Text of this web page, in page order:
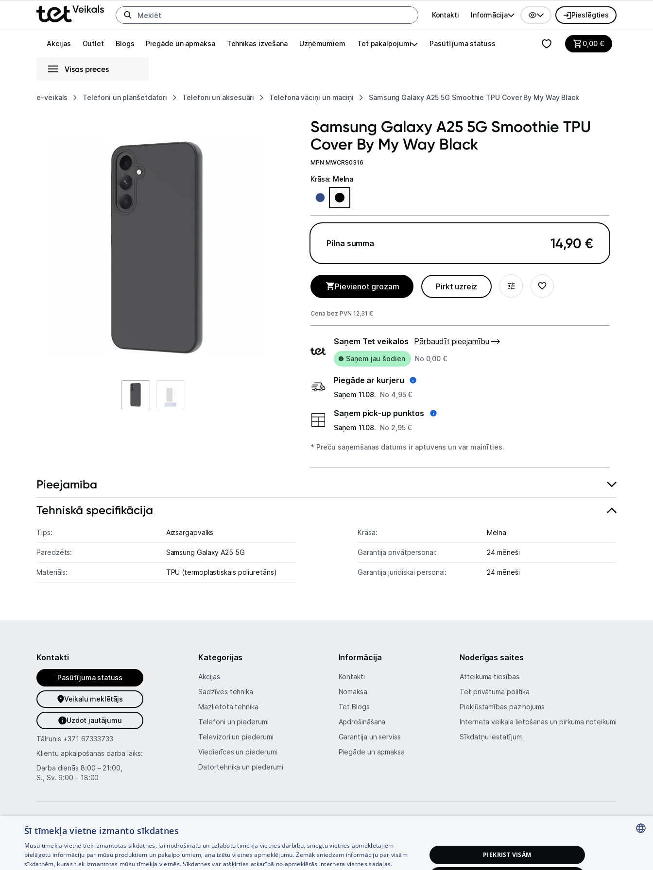
Uz kategorijam Uz galveno saturu
Galvenes izvēlne
Kontakti Informācija Pieslēgties
Akcijas Outlet Blogs Piegāde un apmaksa Tehnikas izvešana Uzņēmumiem Tet pakalpojumi Pasūtījuma statuss 0,00€
Visas preces
e-veikals Telefoni un planšetdatori Telefoni un aksesuāri Telefona vāciņi un maciņi Samsung Galaxy A25 5G Smoothie TPU Cover By My Way Black
Pieslēgties
Izvēlies kāroto ierīci izdevīgāk!
Telefoni, planšetdatori
Mobilie telefoni un viedtālruņi
Telefona vāciņi un maciņi
Akumulatori (Power bank)
Lādētāji, kabeļi un adapteri
Sports un atpūta
Blogs
Uzņēmumiem
Tet pakalpojumi
Globāls iestatījums animāciju aktivizēšanai vai deaktivizēšanai visā lapā.
Samsung Galaxy A25 5G Smoothie TPU
Cover By My Way Black
MPN MWCRS0316
Krāsa: Melna
Pilna summa 14,90 €
Pievienot grozam Pirkt uzreiz
Cena bez PVN 12,31 €
Piegādes
veidi
Saņem Tet veikalos Pārbaudīt pieejamību
Saņem jau šodien No 0,00 €
Piegāde ar kurjeru
Saņem 11.08. No 4,95 €
Saņem pick-up punktos
Saņem 11.08. No 2,95 €
* Preču saņemšanas datums ir aptuvens un var mainīties.
Pieejamība
Tehniskā specifikācija
Tips: Aizsargapvalks
Paredzēts: Samsung Galaxy A25 5G
Materiāls: TPU (termoplastiskais poliuretāns)
Krāsa: Melna
Garantija privātpersonai: 24 mēneši
Garantija juridiskai personai: 24 mēneši
Kontakti
Pasūtījuma statuss
Veikalu meklētājs
Uzdot jautājumu
Tālrunis +371 67333733
Klientu apkalpošanas darba laiks:
Darba dienās 8:00 – 21:00,
S., Sv. 9:00 – 18:00
Kategorijas
Akcijas
Sadzīves tehnika
Mazlietota tehnika
Telefoni un piederumi
Televizori un piederumi
Viedierīces un piederumi
Datortehnika un piederumi
Informācija
Kontakti
Nomaksa
Tet Blogs
Apdrošināšana
Garantija un serviss
Piegāde un apmaksa
Noderīgas saites
Atteikuma tiesības
Tet privātuma politika
Piekļūstamības paziņojums
Interneta veikala lietošanas un pirkuma noteikumi
Sīkdatņu iestatījumi
Interneta veikala izstrāde —
Šī tīmekļa vietne izmanto sīkdatnes
Mūsu tīmekļa vietnē tiek izmantotas sīkdatnes, lai nodrošinātu un uzlabotu tīmekļa vietnes darbību, sniegtu vietnes apmeklētājiem
pielāgotu informāciju par mūsu produktiem un pakalpojumiem, analizētu vietnes apmeklējumu. Zemāk sniedzam informāciju par visām
sīkdatnēm, kuras tiek izmantotas mūsu tīmekļa vietnēs. Sīkdatnes var atšķirties atkarībā no apmeklētās interneta vietnes sadaļas.
PIEKRIST VISĀM